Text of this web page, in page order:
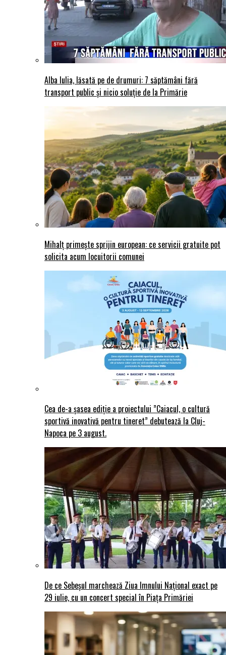
Alba Iulia, lăsată pe de drumuri: 7 săptămâni fără
transport public și nicio soluție de la Primărie
Mihalț primește sprijin european: ce servicii gratuite pot
solicita acum locuitorii comunei
Cea de-a șasea ediție a proiectului ”Caiacul, o cultură
sportivă inovativă pentru tineret” debutează la Cluj-
Napoca pe 3 august.
De ce Sebeșul marchează Ziua Imnului Național exact pe
29 iulie, cu un concert special în Piața Primăriei